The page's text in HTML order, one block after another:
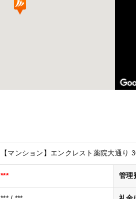
【マンション】エンクレスト薬院大通り
*** 管理